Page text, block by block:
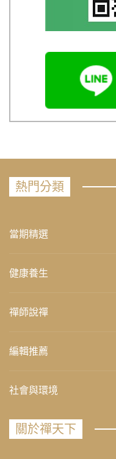
熱門分類
當期精選
健康養生
禪師說禪
編輯推薦
社會與環境
關於禪天下